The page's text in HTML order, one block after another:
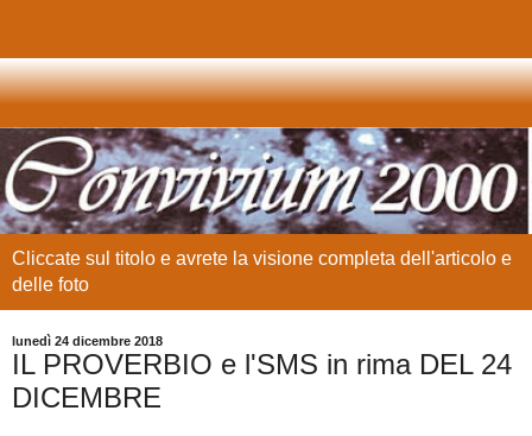
Cliccate sul titolo e avrete la visione completa dell'articolo e
delle foto
lunedì 24 dicembre 2018
IL PROVERBIO e l'SMS in rima DEL 24
DICEMBRE